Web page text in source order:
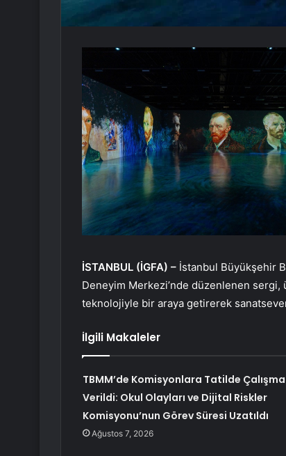
İSTANBUL (İGFA) – İstanbul Büyükşehir
Deneyim Merkezi’nde düzenlenen sergi,
teknolojiyle bir araya getirerek
İlgili Makaleler
TBMM’de Komisyonlara Tatilde
Verildi: Okul Olayları ve Dijital Riskler
Komisyonu’nun Görev Süresi Uzatıldı
Ağustos 7, 2026